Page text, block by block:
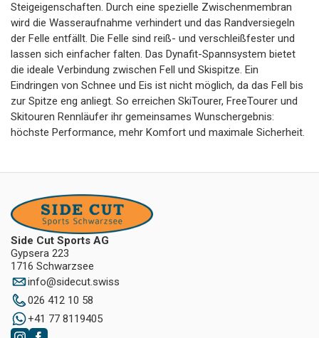
Steigeigenschaften. Durch eine spezielle Zwischenmembran
wird die Wasseraufnahme verhindert und das Randversiegeln
der Felle entfällt. Die Felle sind reiß- und verschleißfester und
lassen sich einfacher falten. Das Dynafit-Spannsystem bietet
die ideale Verbindung zwischen Fell und Skispitze. Ein
Eindringen von Schnee und Eis ist nicht möglich, da das Fell bis
zur Spitze eng anliegt. So erreichen SkiTourer, FreeTourer und
Skitouren Rennläufer ihr gemeinsames Wunschergebnis:
höchste Performance, mehr Komfort und maximale Sicherheit.
Side Cut Sports AG
Gypsera 223
1716 Schwarzsee
info@sidecut.swiss
026 412 10 58
+41 77 8119405